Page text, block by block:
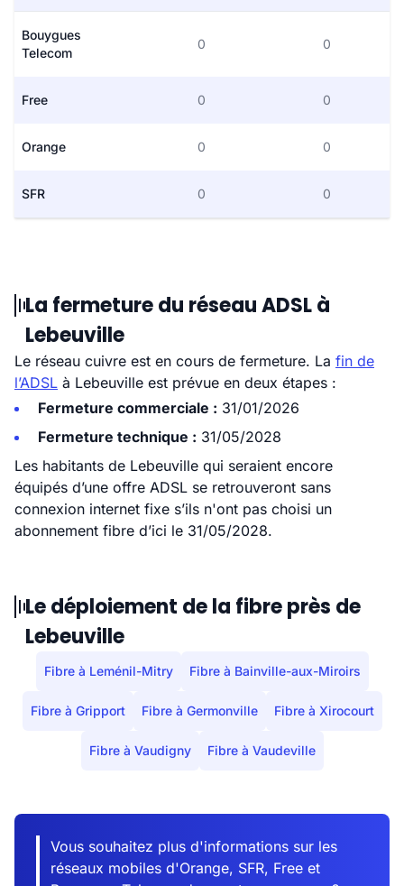
Bouygues
Telecom
0 0
Free 0 0
Orange 0 0
SFR 0 0
La fermeture du réseau ADSL à
Lebeuville
Le réseau cuivre est en cours de fermeture. La fin de
l’ADSL à Lebeuville est prévue en deux étapes :
Fermeture commerciale : 31/01/2026
Fermeture technique : 31/05/2028
Les habitants de Lebeuville qui seraient encore
équipés d’une offre ADSL se retrouveront sans
connexion internet fixe s’ils n'ont pas choisi un
abonnement fibre d’ici le 31/05/2028.
Le déploiement de la fibre près de
Lebeuville
Fibre à Leménil-Mitry Fibre à Bainville-aux-Miroirs
Fibre à Gripport Fibre à Germonville Fibre à Xirocourt
Fibre à Vaudigny Fibre à Vaudeville
Vous souhaitez plus d'informations sur les
réseaux mobiles d'Orange, SFR, Free et